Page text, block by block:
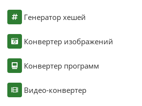
Генератор хешей
Конвертер изображений
Конвертер программ
Видео-конвертер